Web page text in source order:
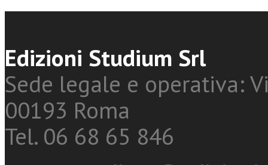
Edizioni Studium Srl
Sede legale e operativa:
00193 Roma
Tel. 06 68 65 846